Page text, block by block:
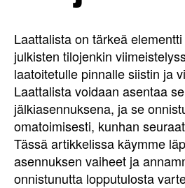
Laattalista on tärkeä
julkisten tilojenkin
laatoitetulle pinnalle siistin ja
Laattalista voidaan asentaa
jälkiasennuksena, ja se
omatoimisesti, kunhan
Tässä artikkelissa käymme
asennuksen vaiheet ja
onnistunutta lopputulosta